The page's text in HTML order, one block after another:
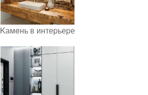
Kамeнь в интеpьеpе